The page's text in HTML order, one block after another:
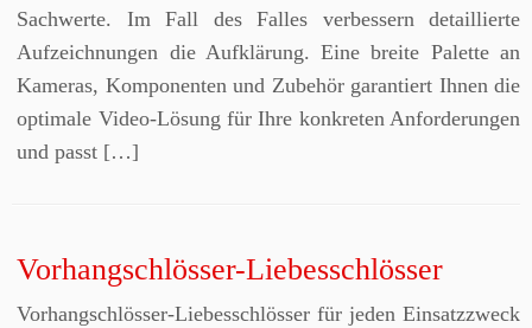
Sachwerte. Im Fall des Falles verbessern detaillierte
Aufzeichnungen die Aufklärung. Eine breite Palette an
Kameras, Komponenten und Zubehör garantiert Ihnen die
optimale Video-Lösung für Ihre konkreten Anforderungen
und passt […]
Vorhangschlösser-Liebesschlösser
Vorhangschlösser-Liebesschlösser für jeden Einsatzzweck